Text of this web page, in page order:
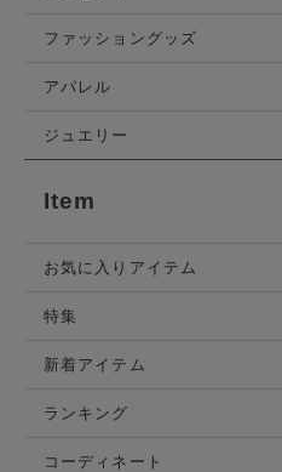
ファッショングッズ
アパレル
ジュエリー
Item
お気に入りアイテム
特集
新着アイテム
ランキング
コーディネート